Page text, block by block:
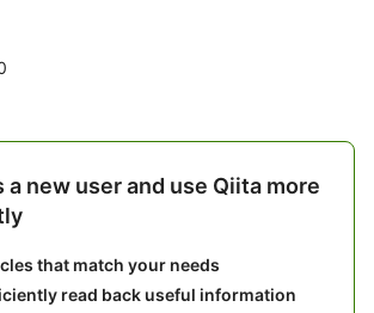
a new user and use Qiita more
that match your needs
read back useful information